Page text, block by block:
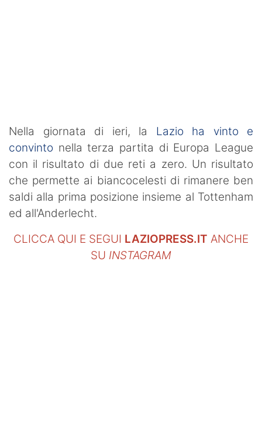
Nella giornata di ieri, la Lazio ha vinto e
convinto nella terza partita di Europa League
con il risultato di due reti a zero. Un risultato
che permette ai biancocelesti di rimanere ben
saldi alla prima posizione insieme al Tottenham
ed all'Anderlecht.
CLICCA QUI E SEGUI LAZIOPRESS.IT ANCHE
SU INSTAGRAM